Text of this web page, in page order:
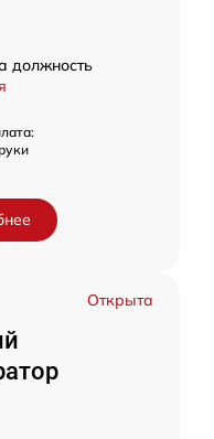
должность
Открыта